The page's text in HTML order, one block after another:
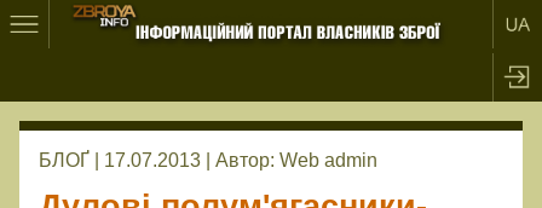
БЛОҐ | 17.07.2013 | Автор: Web admin